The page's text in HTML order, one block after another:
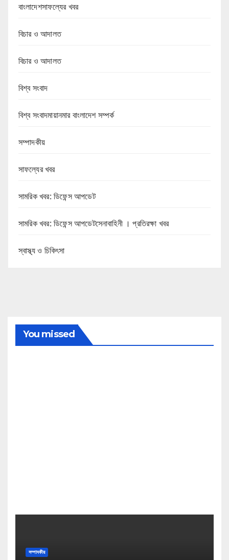
বাংলাদেশসাফল্যের খবর
বিচার ও আদালত
বিচার ও আদালত
বিশ্ব সংবাদ
বিশ্ব সংবাদমায়ানমার বাংলাদেশ সম্পর্ক
সম্পাদকীয়
সাফল্যের খবর
সামরিক খবর: ডিফেন্স আপডেট
সামরিক খবর: ডিফেন্স আপডেটসেনাবাহিনী । প্রতিরক্ষা খবর
স্বাস্থ্য ও চিকিৎসা
You missed
সম্পাদকীয়